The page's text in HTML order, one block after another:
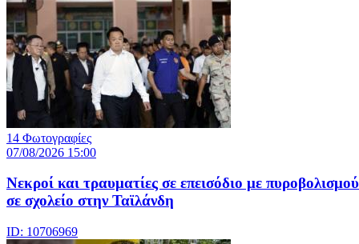
14 Φωτογραφίες
07/08/2026 15:00
Nεκροί και τραυματίες σε επεισόδιο με
σε σχολείο στην Ταϊλάνδη
ID: 10706969